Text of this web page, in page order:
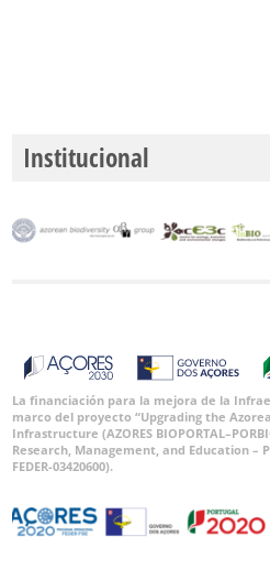
Institucional
La financiación para la mejora de la
marco del proyecto “Upgrading the
Infrastructure (AZORES
Research, Management, and Education –
FEDER-03420600).